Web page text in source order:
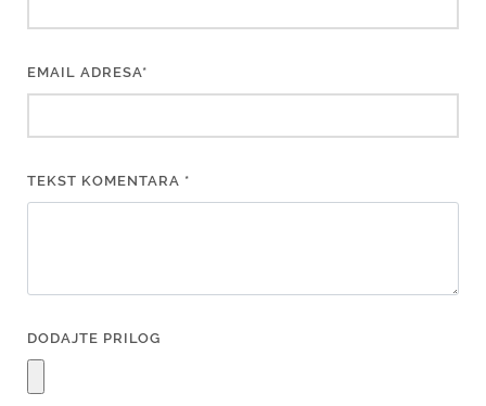
EMAIL ADRESA*
TEKST KOMENTARA *
DODAJTE PRILOG